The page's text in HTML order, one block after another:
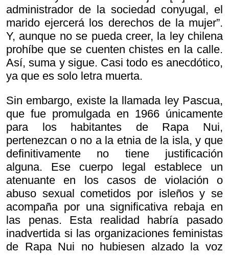
administrador de la sociedad conyugal, el
marido ejercerá los derechos de la mujer”.
Y, aunque no se pueda creer, la ley chilena
prohíbe que se cuenten chistes en la calle.
Así, suma y sigue. Casi todo es anecdótico,
ya que es solo letra muerta.
Sin embargo, existe la llamada ley Pascua,
que fue promulgada en 1966 únicamente
para los habitantes de Rapa Nui,
pertenezcan o no a la etnia de la isla, y que
definitivamente no tiene justificación
alguna. Ese cuerpo legal establece un
atenuante en los casos de violación o
abuso sexual cometidos por isleños y se
acompaña por una significativa rebaja en
las penas. Esta realidad habría pasado
inadvertida si las organizaciones feministas
de Rapa Nui no hubiesen alzado la voz